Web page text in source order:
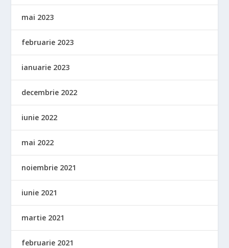
mai 2023
februarie 2023
ianuarie 2023
decembrie 2022
iunie 2022
mai 2022
noiembrie 2021
iunie 2021
martie 2021
februarie 2021